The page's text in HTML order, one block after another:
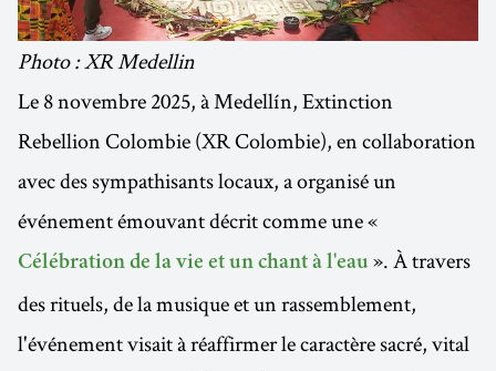
Photo : XR Medellin
Le 8 novembre 2025, à Medellín, Extinction
Rebellion Colombie (XR Colombie), en collaboration
avec des sympathisants locaux, a organisé un
événement émouvant décrit comme une «
Célébration de la vie et un chant à l'eau ». À travers
des rituels, de la musique et un rassemblement,
l'événement visait à réaffirmer le caractère sacré, vital